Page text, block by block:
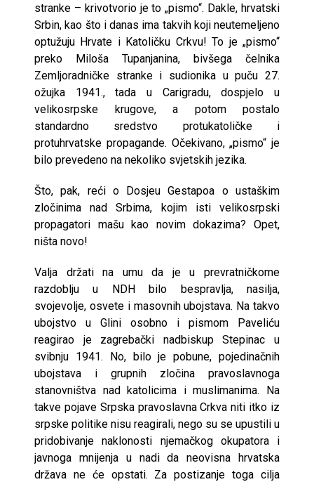
stranke – krivotvorio je to „pismo“. Dakle, hrvatski
Srbin, kao što i danas ima takvih koji neutemeljeno
optužuju Hrvate i Katoličku Crkvu! To je „pismo“
preko Miloša Tupanjanina, bivšega čelnika
Zemljoradničke stranke i sudionika u puču 27.
ožujka 1941., tada u Carigradu, dospjelo u
velikosrpske krugove, a potom postalo
standardno sredstvo protukatoličke i
protuhrvatske propagande. Očekivano, „pismo“ je
bilo prevedeno na nekoliko svjetskih jezika.
Što, pak, reći o Dosjeu Gestapoa o ustaškim
zločinima nad Srbima, kojim isti velikosrpski
propagatori mašu kao novim dokazima? Opet,
ništa novo!
Valja držati na umu da je u prevratničkome
razdoblju u NDH bilo bespravlja, nasilja,
svojevolje, osvete i masovnih ubojstava. Na takvo
ubojstvo u Glini osobno i pismom Paveliću
reagirao je zagrebački nadbiskup Stepinac u
svibnju 1941. No, bilo je pobune, pojedinačnih
ubojstava i grupnih zločina pravoslavnoga
stanovništva nad katolicima i muslimanima. Na
takve pojave Srpska pravoslavna Crkva niti itko iz
srpske politike nisu reagirali, nego su se upustili u
pridobivanje naklonosti njemačkog okupatora i
javnoga mnijenja u nadi da neovisna hrvatska
država ne će opstati. Za postizanje toga cilja